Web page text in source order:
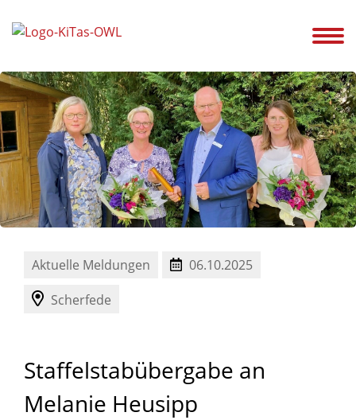
Aktuelles
Aktuelle Meldungen
06.10.2025
Scherfede
Staffelstabübergabe an
Melanie Heusipp